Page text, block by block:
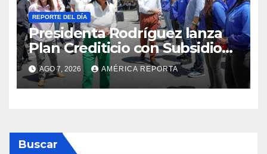
REPORTE DEL DÍA
Presidenta Rodríguez lanza
Plan Crediticio con Subsidio
Directo en encuentro con
Juntas de Condominio
AGO 7, 2026 AMÉRICA REPORTA
Buscar